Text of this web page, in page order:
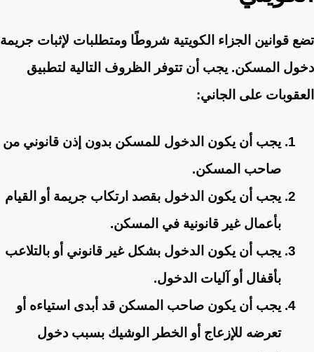
تضع قوانين الجزاء الكويتية شروطًا ومتطلبات لإثبات جريمة
دخول المسكن. يجب أن تتوفر الظروف التالية لتطبيق
العقوبات على الجاني:
يجب أن يكون الدخول للمسكن بدون إذن قانوني من
صاحب المسكن.
يجب أن يكون الدخول بقصد ارتكاب جريمة أو القيام
بأعمال غير قانونية في المسكن.
يجب أن يكون الدخول بشكل غير قانوني أو بالتلاعب
بأقفال أو آليات الدخول.
يجب أن يكون صاحب المسكن قد أبدى استياءه أو
تعرضه للإزعاج أو الخطر الوشيك بسبب دخول